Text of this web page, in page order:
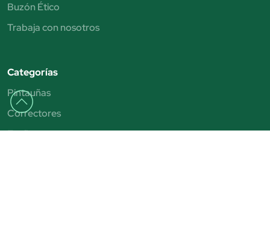
Buzón Ético
Trabaja con nosotros
Categorías
Pintauñas
Correctores
Eyeliner